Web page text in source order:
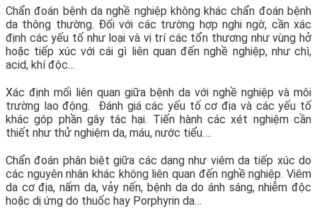
Chẩn đoán bệnh da nghề nghiệp không khác chẩn đoán bệnh
da thông thường. Đối với các trường hợp nghi ngờ, cần xác
định các yếu tố như loại và vị trí các tổn thương như vùng hở
hoặc tiếp xúc với cái gì liên quan đến nghề nghiệp, như chì,
acid, khí độc…
Xác định mối liên quan giữa bệnh da với nghề nghiệp và môi
trường lao động. Đánh giá các yếu tố cơ địa và các yếu tố
khác góp phần gây tác hại. Tiến hành các xét nghiệm cần
thiết như thử nghiệm da, máu, nước tiểu….
Chẩn đoán phân biệt giữa các dạng như viêm da tiếp xúc do
các nguyên nhân khác không liên quan đến nghề nghiệp. Viêm
da cơ địa, nấm da, vảy nến, bệnh da do ánh sáng, nhiễm độc
hoặc dị ứng do thuốc hay Porphyrin da…